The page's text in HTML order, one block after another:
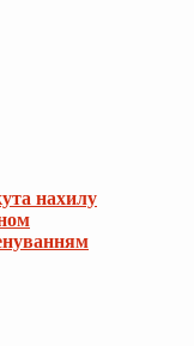
нахилу